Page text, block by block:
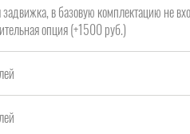
в базовую комплектацию не
опция (+1500 руб.)